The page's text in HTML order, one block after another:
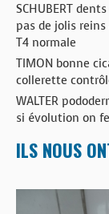
SCHUBERT
pas de jolis
T4 normale
TIMON bonne
collerette
WALTER
si évolution on
ILS NOUS